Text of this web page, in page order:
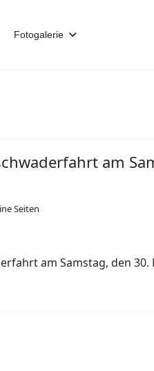
Fotogalerie
am
Seiten
am Samstag, den 30.